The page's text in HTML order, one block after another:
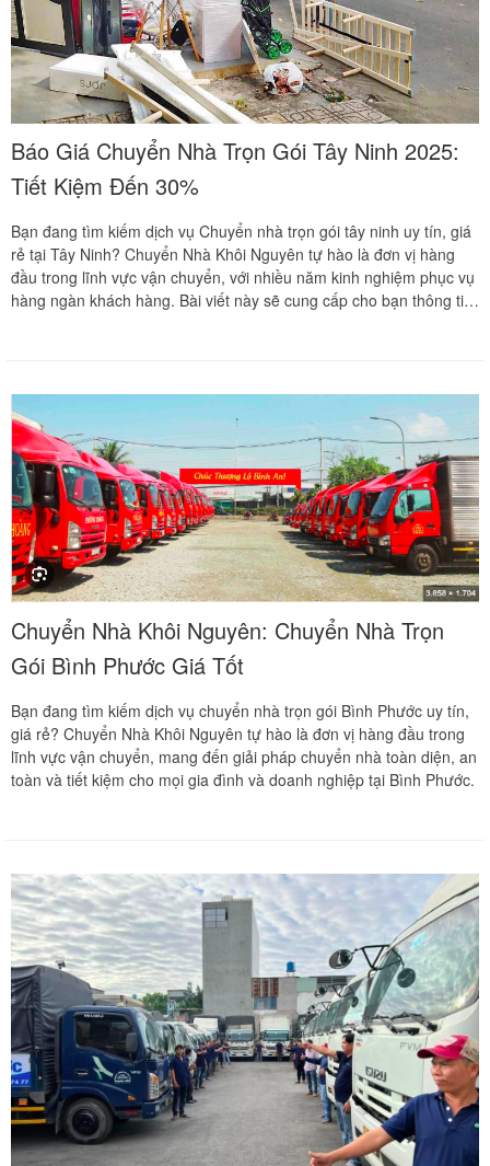
Báo Giá Chuyển Nhà Trọn Gói Tây Ninh 2025:
Tiết Kiệm Đến 30%
Bạn đang tìm kiếm dịch vụ Chuyển nhà trọn gói tây ninh uy tín, giá
rẻ tại Tây Ninh? Chuyển Nhà Khôi Nguyên tự hào là đơn vị hàng
đầu trong lĩnh vực vận chuyển, với nhiều năm kinh nghiệm phục vụ
hàng ngàn khách hàng. Bài viết này sẽ cung cấp cho bạn thông tin
Chuyển Nhà Khôi Nguyên: Chuyển Nhà Trọn
Gói Bình Phước Giá Tốt
Bạn đang tìm kiếm dịch vụ chuyển nhà trọn gói Bình Phước uy tín,
giá rẻ? Chuyển Nhà Khôi Nguyên tự hào là đơn vị hàng đầu trong
lĩnh vực vận chuyển, mang đến giải pháp chuyển nhà toàn diện, an
toàn và tiết kiệm cho mọi gia đình và doanh nghiệp tại Bình Phước.